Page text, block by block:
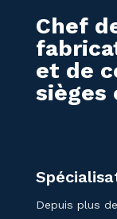
Chef
et de
sièges
Depuis plus